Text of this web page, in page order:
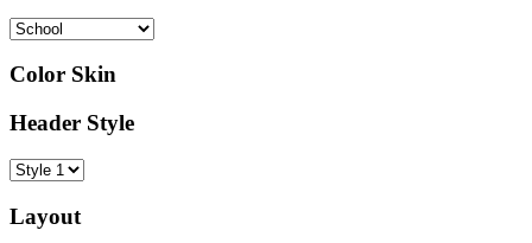
Color Skin
Header Style
Layout